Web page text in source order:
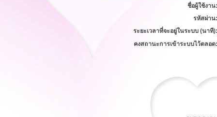
ชื่อผู้ใช้งาน:
รหัสผ่าน:
ระยะเวลาที่จะอยู่ในระบบ (นาที):
คงสถานะการเข้าระบบไว้ตลอด: